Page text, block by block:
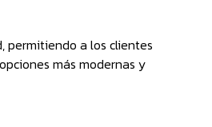
permitiendo a los clientes
más modernas y